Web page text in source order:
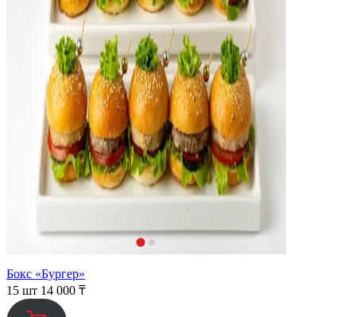
Бокс «Бургер»
15 шт 14 000 ₸